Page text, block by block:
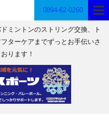
0894-62-0260
ミントンのストリング交換、ト
ターケアまでずっとお手伝いさ
ります！